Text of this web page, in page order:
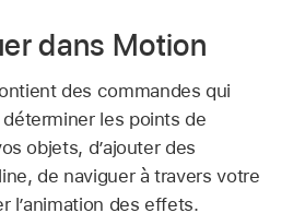
dans Motion
des commandes qui
les points de
objets, d’ajouter des
de naviguer à travers votre
l’animation des effets.